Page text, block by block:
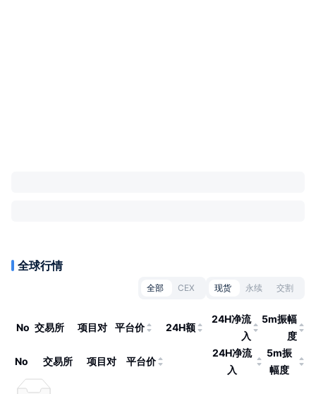
全球行情
全部 CEX 现货 永续 交割
No 交易所 项目对 平台价 24H额
24H净流
入
5m振幅
度
No 交易所 项目对 平台价
24H净流
入
5m振
幅度